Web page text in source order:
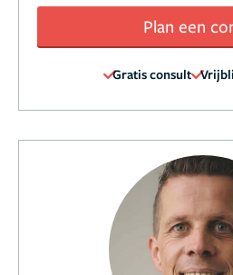
Plan een
Gratis consult